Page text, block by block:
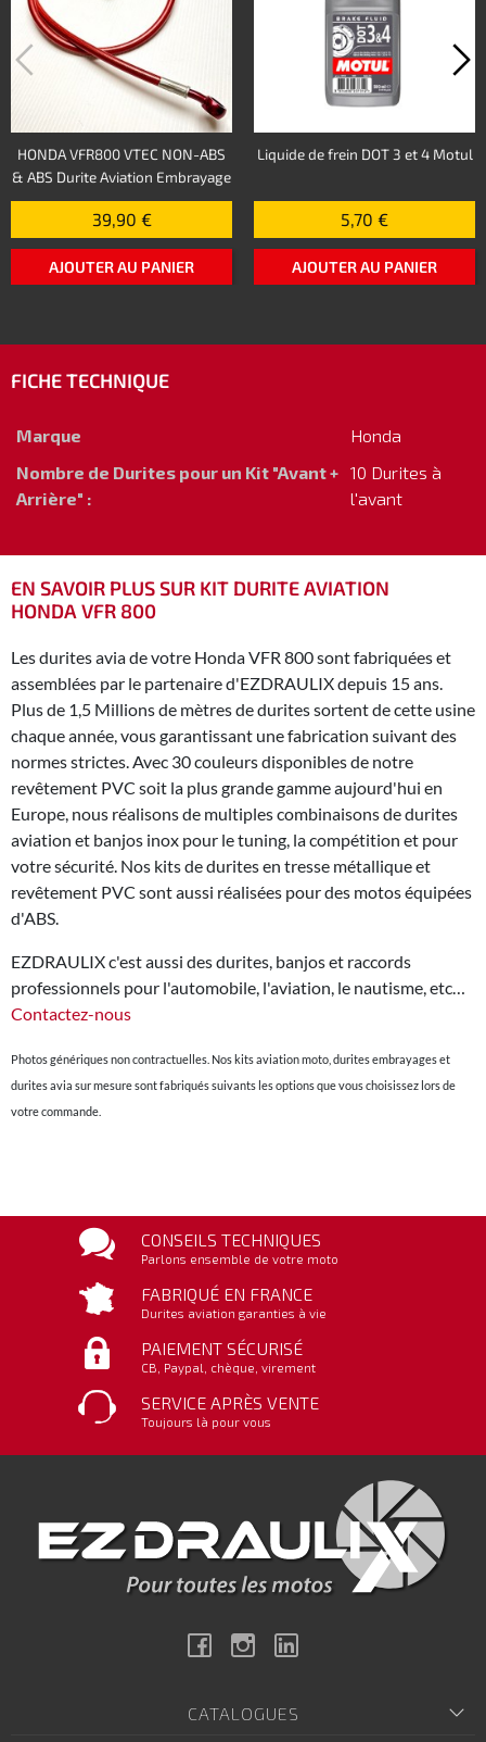
HONDA VFR800 VTEC NON-ABS
& ABS Durite Aviation Embrayage
39,90 €
AJOUTER AU PANIER
Liquide de frein DOT 3 et 4 Motul
5,70 €
AJOUTER AU PANIER
FICHE TECHNIQUE
Marque
Honda
Nombre de Durites pour un Kit "Avant +
Arrière" :
10 Durites à
l'avant
EN SAVOIR PLUS SUR KIT DURITE AVIATION
HONDA VFR 800
Les durites avia de votre Honda VFR 800 sont fabriquées et
assemblées par le partenaire d'EZDRAULIX depuis 15 ans.
Plus de 1,5 Millions de mètres de durites sortent de cette usine
chaque année, vous garantissant une fabrication suivant des
normes strictes. Avec 30 couleurs disponibles de notre
revêtement PVC soit la plus grande gamme aujourd'hui en
Europe, nous réalisons de multiples combinaisons de durites
aviation et banjos inox pour le tuning, la compétition et pour
votre sécurité. Nos kits de durites en tresse métallique et
revêtement PVC sont aussi réalisées pour des motos équipées
d'ABS.
EZDRAULIX c'est aussi des durites, banjos et raccords
professionnels pour l'automobile, l'aviation, le nautisme, etc…
Contactez-nous
Photos génériques non contractuelles. Nos kits aviation moto, durites embrayages et
durites avia sur mesure sont fabriqués suivants les options que vous choisissez lors de
votre commande.
CONSEILS TECHNIQUES
Parlons ensemble de votre moto
FABRIQUÉ EN FRANCE
Durites aviation garanties à vie
PAIEMENT SÉCURISÉ
CB, Paypal, chèque, virement
SERVICE APRÈS VENTE
Toujours là pour vous
FacebookInstagram
CATALOGUES